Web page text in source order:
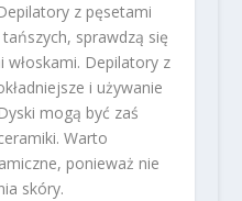
z pęsetami
sprawdzą się
włoskami. Depilatory z
i używanie
mogą być zaś
Warto
ponieważ nie
skóry.